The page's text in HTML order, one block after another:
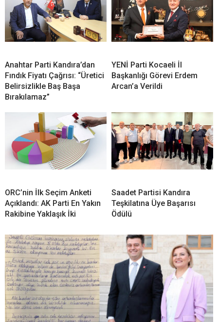
Anahtar Parti Kandıra’dan
Fındık Fiyatı Çağrısı: “Üretici
Belirsizlikle Baş Başa
Bırakılamaz”
YENİ Parti Kocaeli İl
Başkanlığı Görevi Erdem
Arcan’a Verildi
ORC’nin İlk Seçim Anketi
Açıklandı: AK Parti En Yakın
Rakibine Yaklaşık İki
Saadet Partisi Kandıra
Teşkilatına Üye Başarısı
Ödülü